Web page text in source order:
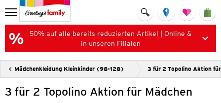
50% auf alle bereits reduzierten Artikel | Online &
in unseren Filialen
Mädchenkleidung Kleinkinder (98-128) 3 für 2 Topolino Aktion
3 für 2 Topolino Aktion für Mädchen